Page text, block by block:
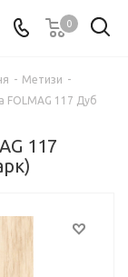
0
- Метизи -
FOLMAG 117 Дуб
117